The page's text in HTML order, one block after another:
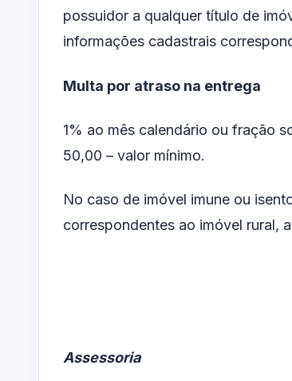
possuidor a qualquer título de
informações cadastrais
Multa por atraso na entrega
1% ao mês calendário ou fração
50,00 – valor mínimo.
No caso de imóvel imune ou
correspondentes ao imóvel rural,
Assessoria